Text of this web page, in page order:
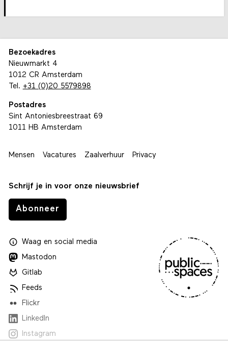
Bezoekadres
Nieuwmarkt 4
1012 CR Amsterdam
Tel. +31 (0)20 5579898
Postadres
Sint Antoniesbreestraat 69
1011 HB Amsterdam
Mensen Vacatures Zaalverhuur Privacy
Schrijf je in voor onze nieuwsbrief
Abonneer
Waagen social media
Mastodon
Gitlab
Feeds
Flickr
LinkedIn
Instagram